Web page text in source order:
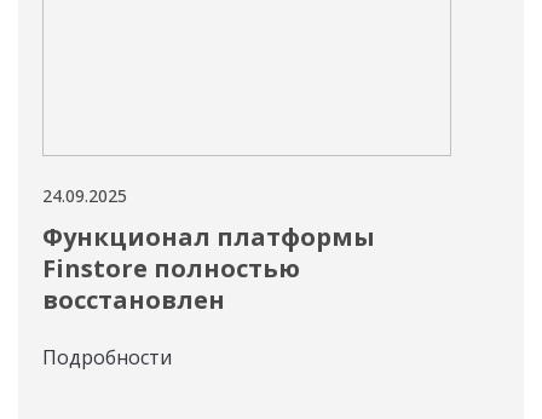
24.09.2025
Функционал платформы
Finstore полностью
восстановлен
Подробности